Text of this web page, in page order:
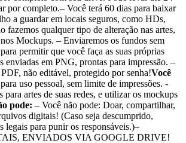
por completo.– Você terá 60 dias para baixar
a guardar em locais seguros, como HDs,
fazemos qualquer tipo de alteração nas artes,
Mockups. – Enviaremos os fundos sem
permitir que você faça as suas próprias
enviadas em PNG, prontas para impressão. –
não editável, protegido por senha!Você
uso pessoal, sem limite de impressões. -
para artes de suas redes, e utilizar os mockups
pode: – Você não pode: Doar, compartilhar,
digitais! (Caso seja descumprido,
legais para punir os responsáveis.)–
ENVIADOS VIA GOOGLE DRIVE!